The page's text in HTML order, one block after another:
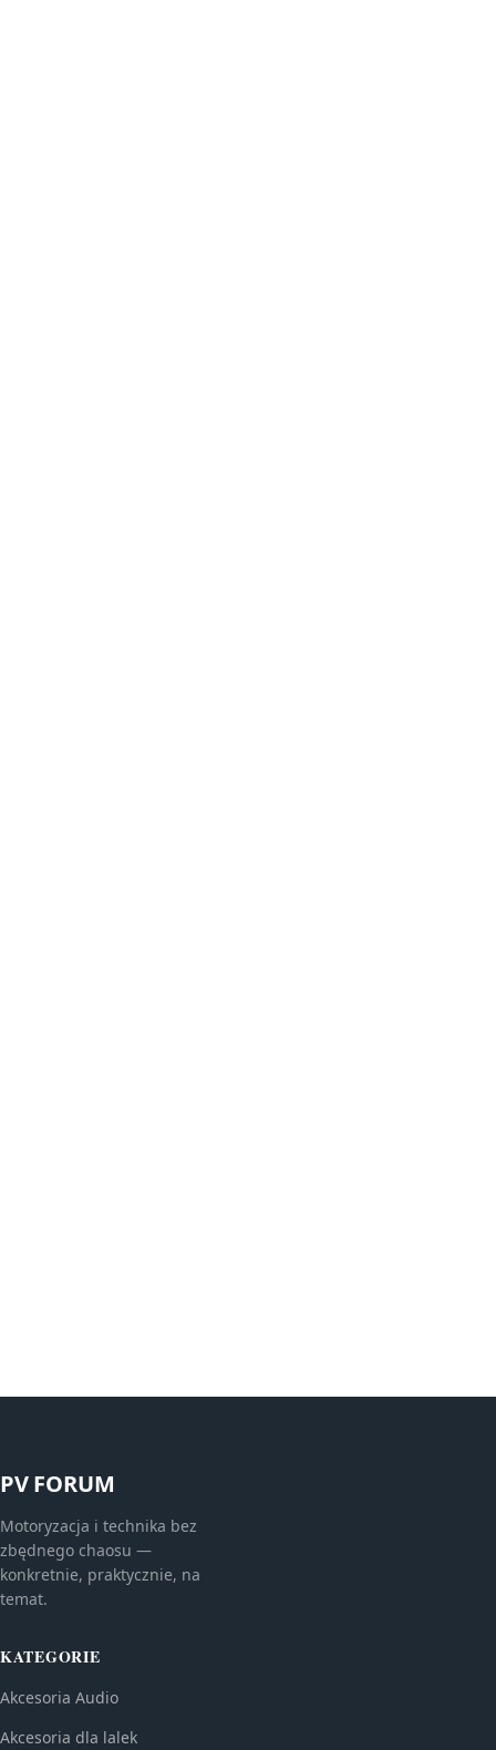
PV FORUM
Motoryzacja i technika bez
zbędnego chaosu —
konkretnie, praktycznie, na
temat.
KATEGORIE
Akcesoria Audio
Akcesoria dla lalek